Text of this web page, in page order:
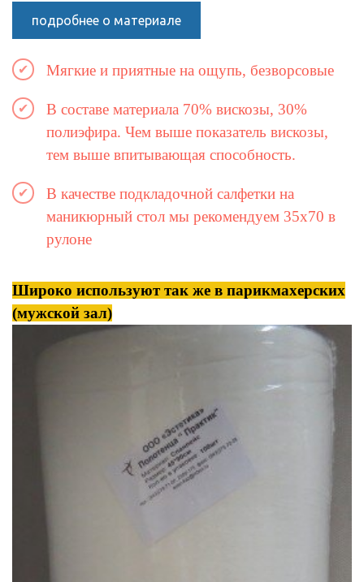
подробнее о материале
Мягкие и приятные на ощупь, безворсовые
В составе материала 70% вискозы, 30%
полиэфира. Чем выше показатель вискозы,
тем выше впитывающая способность.
В качестве подкладочной салфетки на
маникюрный стол мы рекомендуем 35х70 в
рулоне
Широко используют так же в парикмахерских
(мужской зал)